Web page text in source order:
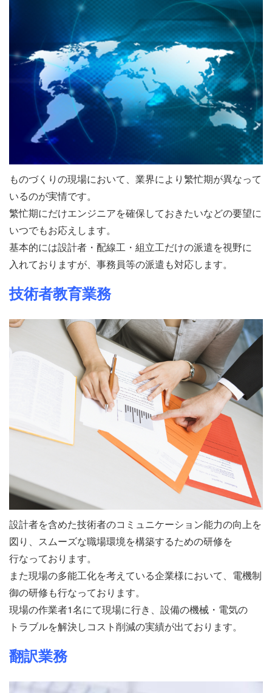
ものづくりの現場において、業界により繁忙期が異なって
いるのが実情です。
繁忙期にだけエンジニアを確保しておきたいなどの要望に
いつでもお応えします。
基本的には設計者・配線工・組立工だけの派遣を視野に
入れておりますが、事務員等の派遣も対応します。
技術者教育業務
設計者を含めた技術者のコミュニケーション能力の向上を
図り、スムーズな職場環境を構築するための研修を
行なっております。
また現場の多能工化を考えている企業様において、電機制
御の研修も行なっております。
現場の作業者1名にて現場に行き、設備の機械・電気の
トラブルを解決しコスト削減の実績が出ております。
翻訳業務